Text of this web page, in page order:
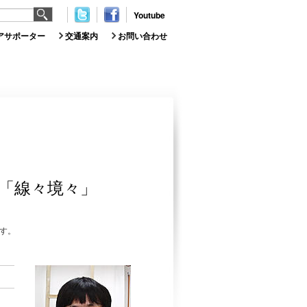
Youtube
サポーター
交通案内 お問い合わせ
々境々」
。